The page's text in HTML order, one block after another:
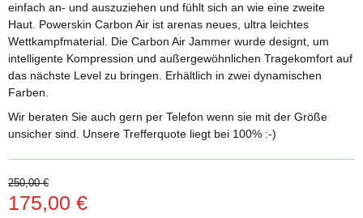
einfach an- und auszuziehen und fühlt sich an wie eine zweite
Haut. Powerskin Carbon Air ist arenas neues, ultra leichtes
Wettkampfmaterial. Die Carbon Air Jammer wurde designt, um
intelligente Kompression und außergewöhnlichen Tragekomfort auf
das nächste Level zu bringen. Erhältlich in zwei dynamischen
Farben.
Wir beraten Sie auch gern per Telefon wenn sie mit der Größe
unsicher sind. Unsere Trefferquote liegt bei 100% :-)
250,00 €
175,00 €